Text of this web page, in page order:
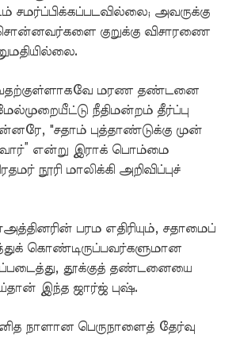
சமர்ப்பிக்கப்படவில்லை; அவருக்கு
சொன்னவர்களை குறுக்கு விசாரணை
மரண தண்டனை
நீதிமன்றம் தீர்ப்பு
"சதாம் புத்தாண்டுக்கு முன்
என்று இராக் பொம்மை
நூரி மாலிக்கி அறிவிப்புச்
பரம எதிரியும், சதாமைப்
கொண்டிருப்பவர்களுமான
தூக்குத் தண்டனையை
இந்த ஜார்ஜ் புஷ்.
நாளான பெருநாளைத் தேர்வு